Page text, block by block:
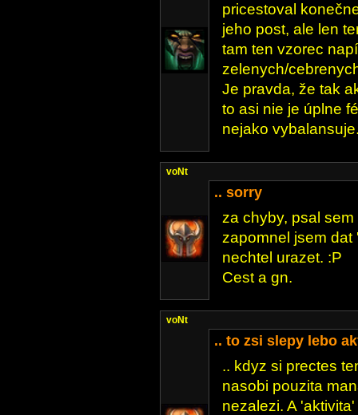
pricestoval
jeho post, ale len
tam ten vzorec
zelenych/
Je pravda, že tak
to asi nie je úplne
nejako
voNt
.. sorry
za chyby, psal
zapomnel jsem dat
nechtel urazet. :P
Cest a gn.
voNt
.. to zsi slepy lebo
.. kdyz si prectes
nasobi pouzita
nezalezi. A